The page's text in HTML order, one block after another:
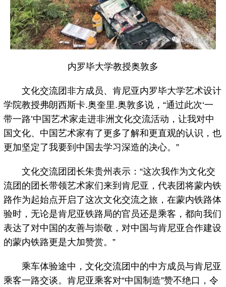
内罗毕大学教授奥敦多
文化交流团非方成员、肯尼亚内罗毕大学艺术设计
学院教授弗朗西斯卡.奥奎里.奥敦多说，“通过此次‘一
带一路’中国艺术家走进非洲文化交流活动，让我对中
国文化、中国艺术家有了更多了解和更直观的认识，也
更加坚定了我要到中国去学习深造的决心。”
文化交流团团长朱贵州表示：“这次我作为文化交
流团的团长带领艺术家们来到肯尼亚，代表团将蒙内铁
路作为起始点开启了这次文化交流之旅，在蒙内铁路体
验时，无论是肯尼亚铁路局的官员还是乘客，都向我们
表达了对中国的友善与崇敬，对中国与肯尼亚合作建设
的蒙内铁路更是大加赞赏。”
乘车体验途中，文化交流团中的中方成员与肯尼亚
乘客一路交谈。肯尼亚乘客对“中国制造”赞不绝口，令